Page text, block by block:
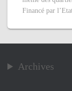
Financé par
Archives